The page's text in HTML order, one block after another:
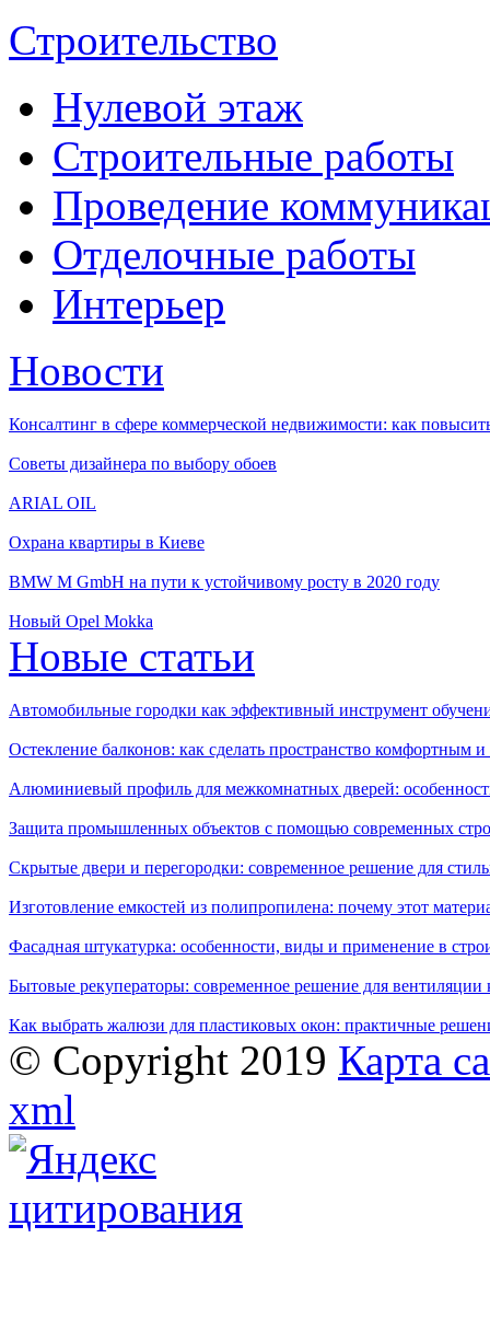
Строительство
Нулевой этаж
Строительные работы
Проведение
Отделочные работы
Интерьер
Новости
Консалтинг в сфере коммерческой недвижимости: как
Советы дизайнера по выбору обоев
ARIAL OIL
Охрана квартиры в Киеве
BMW M GmbH на пути к устойчивому росту в 2020 году
Новый Opel Mokka
Новые статьи
Автомобильные городки как эффективный инструмент
Остекление балконов: как сделать пространство комфортным
Алюминиевый профиль для межкомнатных дверей:
Защита промышленных объектов с помощью современных
Скрытые двери и перегородки: современное решение для
Изготовление емкостей из полипропилена: почему этот
Фасадная штукатурка: особенности, виды и применение в
Бытовые рекуператоры: современное решение для вентиляции
Как выбрать жалюзи для пластиковых окон: практичные
© Copyright 2019 Карта
xml